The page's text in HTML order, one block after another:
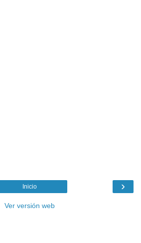
›
Inicio
Ver versión web